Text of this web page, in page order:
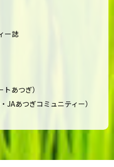
ー誌
あつぎ）
JAあつぎコミュニティー）